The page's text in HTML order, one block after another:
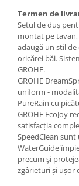
Termen de
Setul de duș
montat pe
adaugă un stil
oricărei băi.
GROHE.
GROHE
uniform -
PureRain cu
GROHE EcoJoy
satisfacția
SpeedClean
WaterGuide
precum și
zgârieturi și ușor